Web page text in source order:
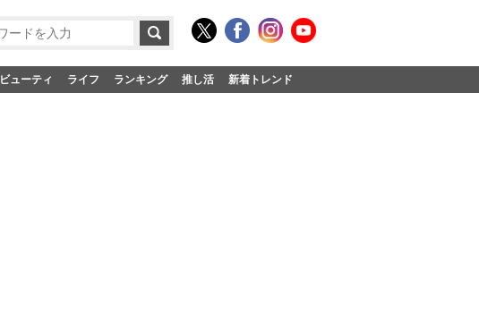
ビューティ ライフ ランキング 推し活 新着トレンド